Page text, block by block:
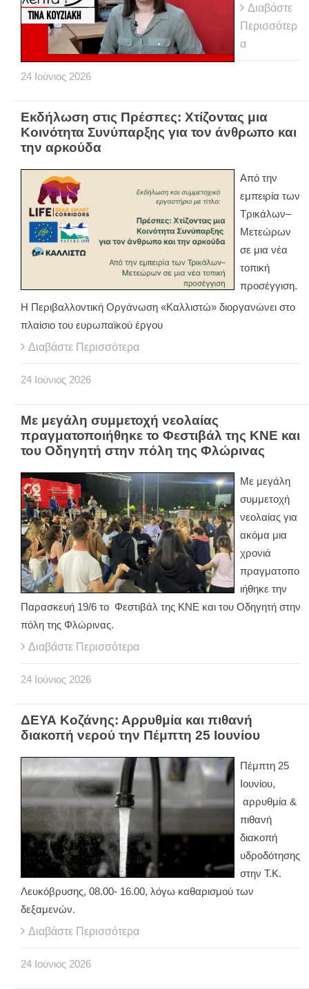
Διαβάστε
Περισσότερ
α
24 Ιούνιος 2026
Εκδήλωση στις Πρέσπες: Χτίζοντας μια
Κοινότητα Συνύπαρξης για τον άνθρωπο και
την αρκούδα
Από την
εμπειρία των
Τρικάλων–
Μετεώρων
σε μια νέα
τοπική
προσέγγιση.
Η Περιβαλλοντική Οργάνωση «Καλλιστώ» διοργανώνει στο
πλαίσιο του ευρωπαϊκού έργου
Διαβάστε Περισσότερα
24 Ιούνιος 2026
Με μεγάλη συμμετοχή νεολαίας
πραγματοποιήθηκε το Φεστιβάλ της ΚΝΕ και
του Οδηγητή στην πόλη της Φλώρινας
Με μεγάλη
συμμετοχή
νεολαίας για
ακόμα μια
χρονιά
πραγματοπο
ιήθηκε την
Παρασκευή 19/6 το Φεστιβάλ της ΚΝΕ και του Οδηγητή στην
πόλη της Φλώρινας.
Διαβάστε Περισσότερα
24 Ιούνιος 2026
ΔΕΥΑ Κοζάνης: Αρρυθμία και πιθανή
διακοπή νερού την Πέμπτη 25 Ιουνίου
Πέμπτη 25
Ιουνίου,
αρρυθμία &
πιθανή
διακοπή
υδροδότησης
στην Τ.Κ.
Λευκόβρυσης, 08.00- 16.00, λόγω καθαρισμού των
δεξαμενών.
Διαβάστε Περισσότερα
24 Ιούνιος 2026